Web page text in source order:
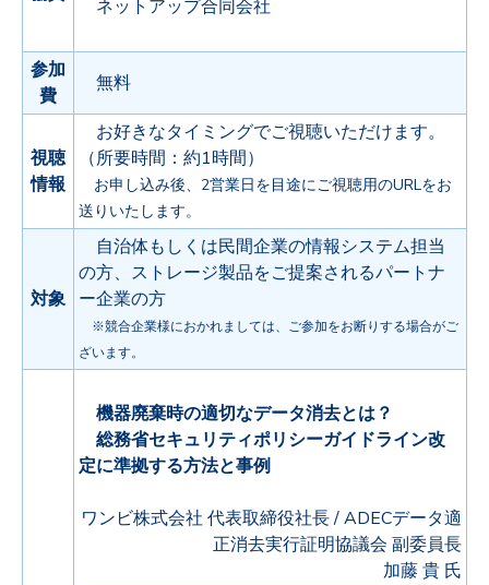
ネットアップ合同会社
参加
費
無料
視聴
情報
お好きなタイミングでご視聴いただけます。
（所要時間：約1時間）
お申し込み後、2営業日を目途にご視聴用のURLをお
送りいたします。
対象
自治体もしくは民間企業の情報システム担当
の方、ストレージ製品をご提案されるパートナ
ー企業の方
※競合企業様におかれましては、ご参加をお断りする場合がご
ざいます。
機器廃棄時の適切なデータ消去とは？
総務省セキュリティポリシーガイドライン改
定に準拠する方法と事例
ワンビ株式会社 代表取締役社長 /ADECデータ適
正消去実行証明協議会 副委員長
加藤 貴 氏